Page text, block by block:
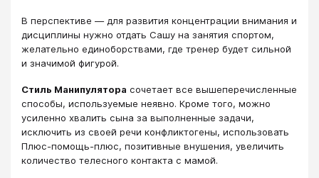
В перспективе ― для развития концентрации внимания и
дисциплины нужно отдать Сашу на занятия спортом,
желательно единоборствами, где тренер будет сильной
и значимой фигурой.
Стиль Манипулятора сочетает все вышеперечисленные
способы, используемые неявно. Кроме того, можно
усиленно хвалить сына за выполненные задачи,
исключить из своей речи конфликтогены, использовать
Плюс-помощь-плюс, позитивные внушения, увеличить
количество телесного контакта с мамой.